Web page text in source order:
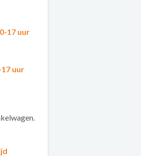
17 uur
uur